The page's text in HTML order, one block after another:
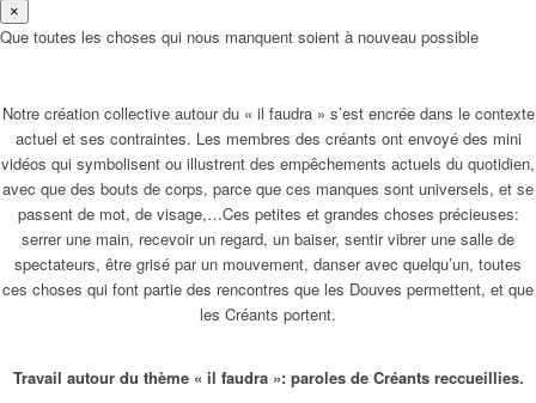
×
Que toutes les choses qui nous manquent soient à nouveau possible
Notre création collective autour du « il faudra » s’est encrée dans le contexte
actuel et ses contraintes. Les membres des créants ont envoyé des mini
vidéos qui symbolisent ou illustrent des empêchements actuels du quotidien,
avec que des bouts de corps, parce que ces manques sont universels, et se
passent de mot, de visage,…Ces petites et grandes choses précieuses:
serrer une main, recevoir un regard, un baiser, sentir vibrer une salle de
spectateurs, être grisé par un mouvement, danser avec quelqu’un, toutes
ces choses qui font partie des rencontres que les Douves permettent, et que
les Créants portent.
Travail autour du thème « il faudra »: paroles de Créants reccueillies.